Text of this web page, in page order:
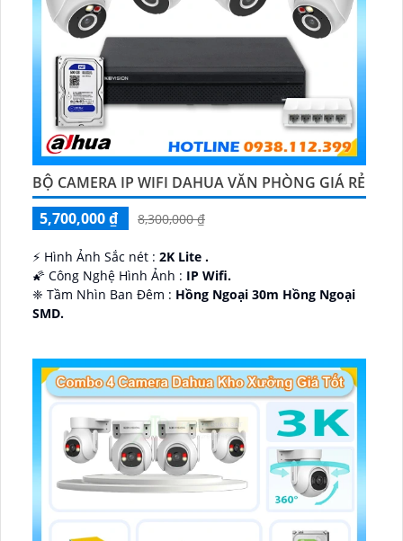
BỘ CAMERA IP WIFI DAHUA VĂN PHÒNG GIÁ RẺ
5,700,000 ₫
8,300,000 ₫
️⚡ Hình Ảnh Sắc nét : 2K Lite .
🌠 Công Nghệ Hình Ảnh : IP Wifi.
❈ Tầm Nhìn Ban Đêm : Hồng Ngoại 30m Hồng Ngoại
SMD.